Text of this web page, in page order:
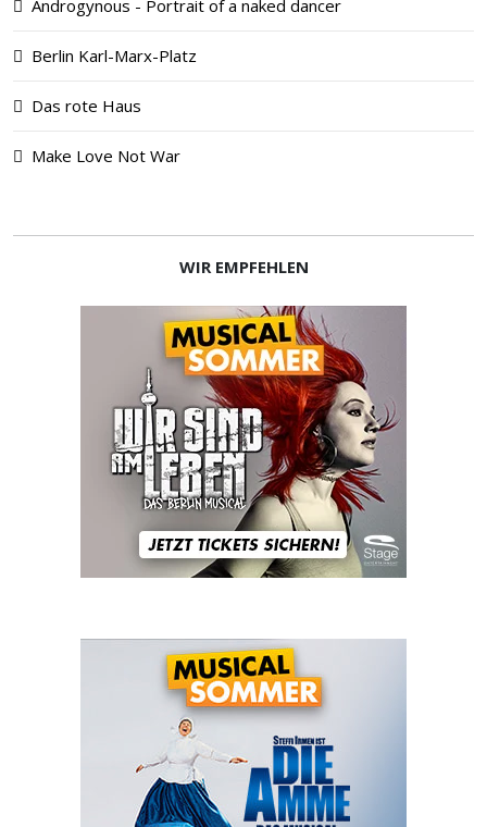
Androgynous - Portrait of a naked dancer
Berlin Karl-Marx-Platz
Das rote Haus
Make Love Not War
WIR EMPFEHLEN